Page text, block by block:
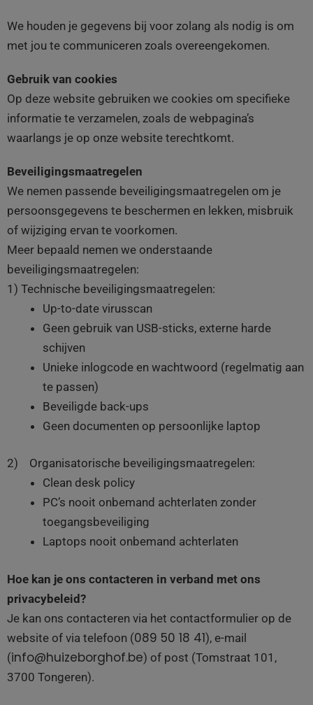
We houden je gegevens bij voor zolang als nodig is om
met jou te communiceren zoals overeengekomen.
Gebruik van cookies
Op deze website gebruiken we cookies om specifieke
informatie te verzamelen, zoals de webpagina’s
waarlangs je op onze website terechtkomt.
Beveiligingsmaatregelen
We nemen passende beveiligingsmaatregelen om je
persoonsgegevens te beschermen en lekken, misbruik
of wijziging ervan te voorkomen.
Meer bepaald nemen we onderstaande
beveiligingsmaatregelen:
1) Technische beveiligingsmaatregelen:
Up-to-date virusscan
Geen gebruik van USB-sticks, externe harde
schijven
Unieke inlogcode en wachtwoord (regelmatig aan
te passen)
Beveiligde back-ups
Geen documenten op persoonlijke laptop
2) Organisatorische beveiligingsmaatregelen:
Clean desk policy
PC’s nooit onbemand achterlaten zonder
toegangsbeveiliging
Laptops nooit onbemand achterlaten
Hoe kan je ons contacteren in verband met ons
privacybeleid?
Je kan ons contacteren via het contactformulier op de
website of via telefoon (089 50 18 41), e-mail
(info@huizeborghof.be) of post (Tomstraat 101,
3700 Tongeren).